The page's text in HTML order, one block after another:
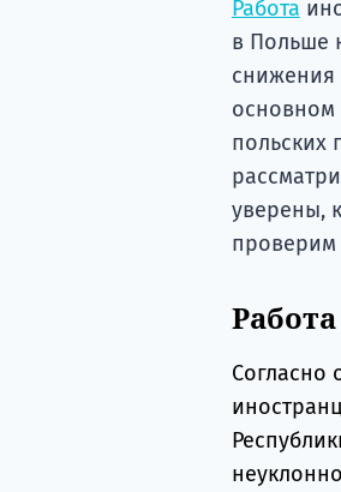
Работа
в Польше
снижения
основном
польских
уверены,
проверим
Согласно